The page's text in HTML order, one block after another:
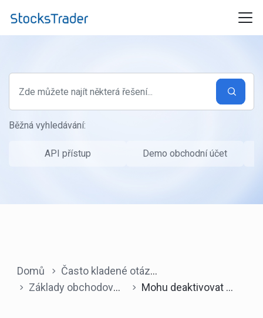
Běžná vyhledávání:
API přístup Demo obchodní účet
Domů
Často kladené otázky
Základy obchodování
Mohu deaktivovat marži na svém obchodním účtu?